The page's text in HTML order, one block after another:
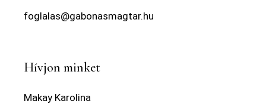
foglalas@gabonasmagtar.hu
Hívjon minket
Makay Karolina